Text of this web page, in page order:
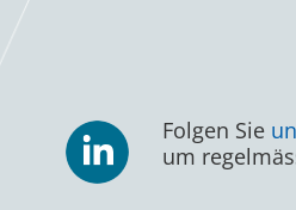
Folgen Sie
um